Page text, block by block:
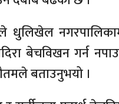
धुलिखेल
बेचविखन गर्न
बताउनुभयो ।